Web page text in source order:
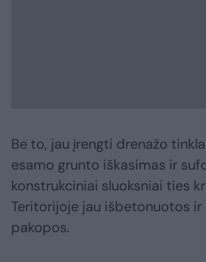
Be to, jau įrengti drenažo
esamo grunto iškasimas ir
konstrukciniai sluoksniai ties
Teritorijoje jau išbetonuotos ir
pakopos.